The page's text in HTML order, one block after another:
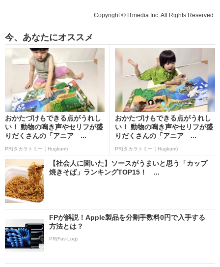
Copyright © ITmedia Inc. All Rights Reserved.
今、あなたにオススメ
おかたづけもできる点がうれし
い！ 動物の鳴き声やセリフが盛
りだくさんの「アニア ...
PR(タカラトミー｜Hugkum)
おかたづけもできる点がうれし
い！ 動物の鳴き声やセリフが盛
りだくさんの「アニア ...
PR(タカラトミー｜Hugkum)
【社会人に聞いた】ソースがうまいと思う「カップ
焼きそば」ランキングTOP15！ ...
FPが解説！Apple製品を分割手数料0円で入手する
方法とは？
PR(Fav-Log)